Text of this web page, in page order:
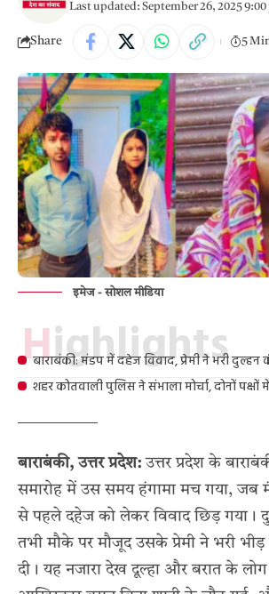
Last updated: September 26, 2025
Share 5
इमेज - सोशल मीडिया
Highlights
बाराबंकी: मंडप में दहेज विवाद, प्रेमी ने भरी दुल्हन
शहर कोतवाली पुलिस ने संभाला मोर्चा, दोनों पक्षों
बाराबंकी, उत्तर प्रदेश: उत्तर प्रदेश के
समारोह में उस समय हंगामा मच गया, जब
से पहले दहेज को लेकर विवाद छिड़ गया।
तभी मौके पर मौजूद उसके प्रेमी ने भरी
दी। यह नजारा देख दूल्हा और बरात के लोग